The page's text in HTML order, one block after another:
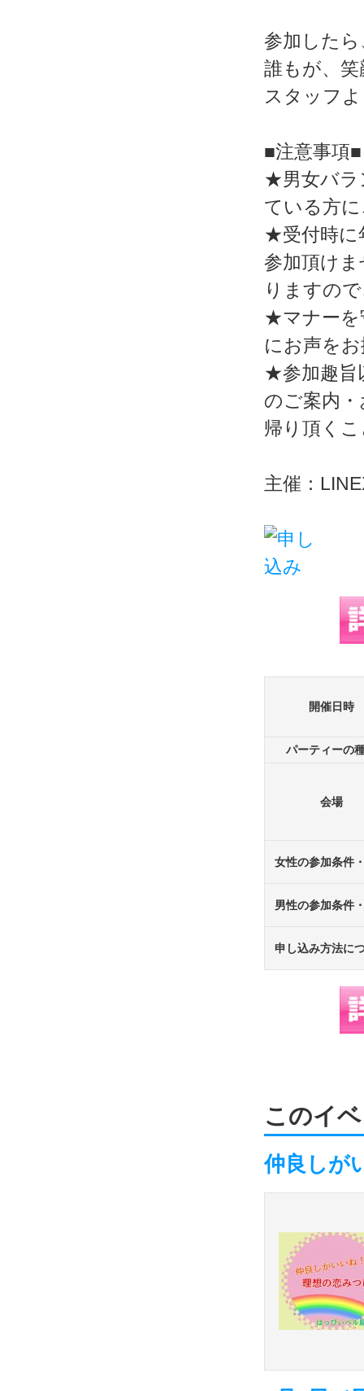
参加した
誰もが、
スタッフ
■注意事項■
★男女バラ
ている方
★受付時に
参加頂け
りますの
★マナーを
にお声を
★参加趣旨
のご案内
帰り頂く
主催：
開催日時
パーティーの
会場
女性の参加条件
男性の参加条件
申し込み方法に
このイ
仲良しが